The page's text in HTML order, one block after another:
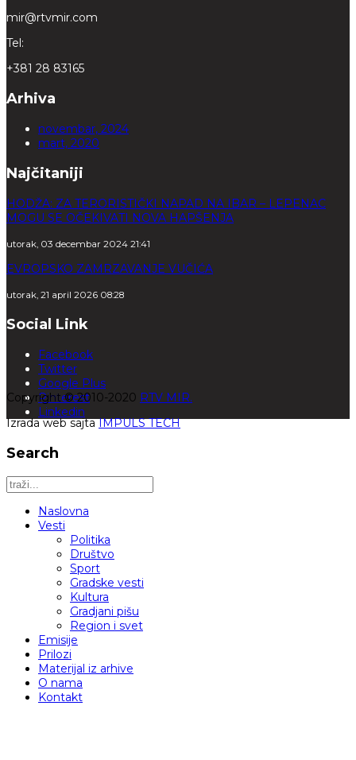
mir@rtvmir.com
Tel:
+381 28 83165
Arhiva
novembar, 2024
mart, 2020
Najčitaniji
HODŽA: ZA TERORISTIČKI NAPAD NA IBAR – LEPENAC
MOGU SE OČEKIVATI NOVA HAPŠENJA
utorak, 03 decembar 2024 21:41
EVROPSKO ZAMRZAVANJE VUČIĆA
utorak, 21 april 2026 08:28
Social Link
Facebook
Twitter
Google Plus
Pinterest
Linkedin
Copyright © 2010-2020 RTV MIR.
Izrada web sajtaIMPULS TECH
Search
Naslovna
Vesti
Politika
Društvo
Sport
Gradske vesti
Kultura
Gradjani pišu
Region i svet
Emisije
Prilozi
Materijal iz arhive
O nama
Kontakt